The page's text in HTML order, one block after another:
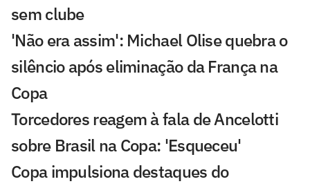
sem clube
'Não era assim': Michael Olise quebra o
silêncio após eliminação da França na
Copa
Torcedores reagem à fala de Ancelotti
sobre Brasil na Copa: 'Esqueceu'
Copa impulsiona destaques do